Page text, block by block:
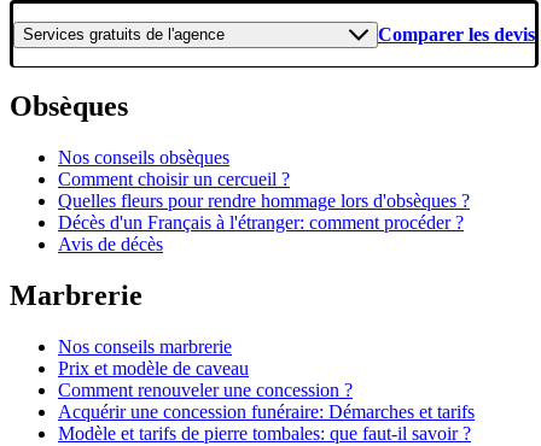
Services gratuits de l'agence Comparer les devis
Obsèques
Nos conseils obsèques
Comment choisir un cercueil ?
Quelles fleurs pour rendre hommage lors d'obsèques ?
Décès d'un Français à l'étranger: comment procéder ?
Avis de décès
Marbrerie
Nos conseils marbrerie
Prix et modèle de caveau
Comment renouveler une concession ?
Acquérir une concession funéraire: Démarches et tarifs
Modèle et tarifs de pierre tombales: que faut-il savoir ?